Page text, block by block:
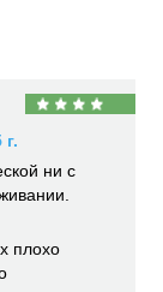
ни с
плохо